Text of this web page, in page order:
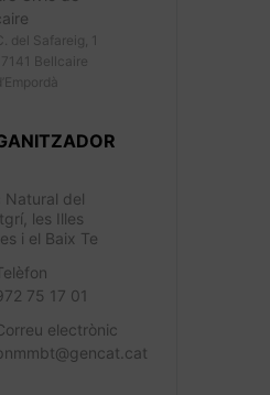
del Safareig, 1
Bellcaire
Natural del
les Illes
i el Baix Te
75 17 01
electrònic